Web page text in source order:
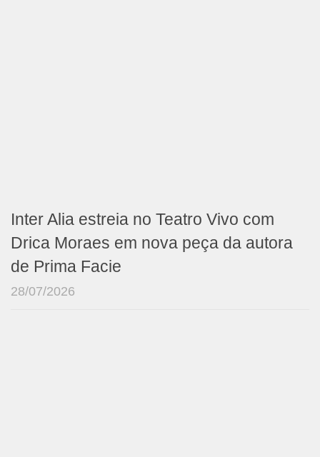
Inter Alia estreia no Teatro Vivo com
Drica Moraes em nova peça da autora
de Prima Facie
28/07/2026